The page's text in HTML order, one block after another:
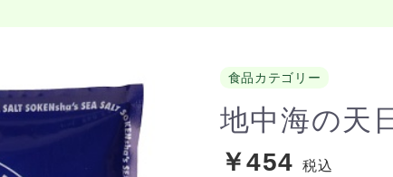
食品カテゴリー
地中海の天
￥454
税込